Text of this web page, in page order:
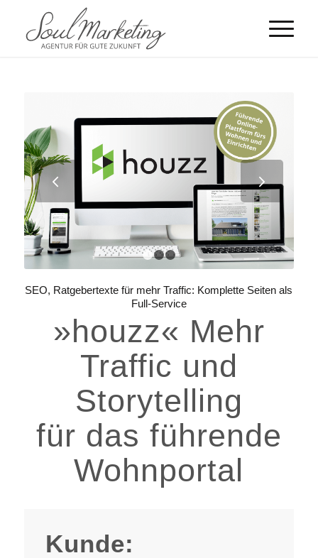
Weiter
1 2 3
SEO, Ratgebertexte für mehr Traffic: Komplette Seiten als
Full-Service
»houzz« Mehr
Traffic und
Storytelling
für das führende
Wohnportal
Kunde: